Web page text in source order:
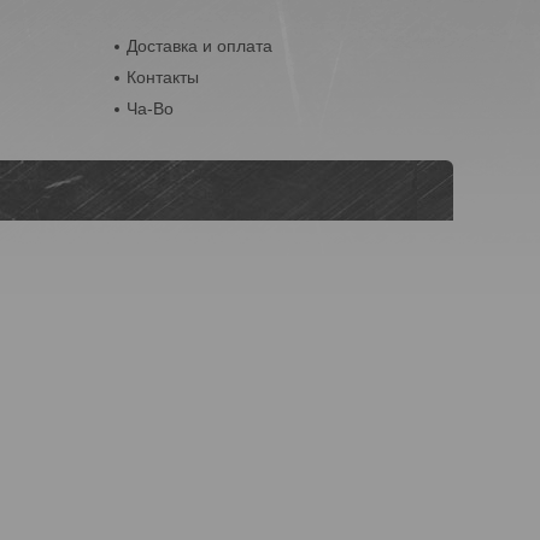
Доставка и оплата
Контакты
Ча-Во